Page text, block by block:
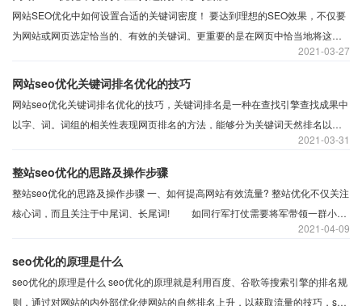
03-27
2021
网站SEO优化中如何设置合适的关键词密度！ 要达到理想的SEO效果，不仅要
为网站或网页选定恰当的、有效的关键词。更重要的是在网页中恰当地将这些
关键词嵌入到内容当中，对SEO来说，这主要包括以下两方面内容。 关键词的
位置 关键词出现在页面文件中的位置及先后顺序对网页出现在SERP。（搜索
03-31
2021
网站seo优化关键词排名优化的技巧
​网站seo优化关键词排名优化的技巧，关键词排名是一种在查找引擎查找成果中
以字、词。词组的相关性表现网页排名的方法，能够分为关键词天然排名以及
04-09
2021
整站seo优化的思路及操作步骤
整站seo优化的思路及操作步骤 一、如何提高网站有效流量? 整站优化不仅关注
核心词，而且关注于中尾词、长尾词! 如同行军打仗需要将军带领一群小
兵，如果空有骁勇善战的将军那也只能是纸上谈兵，话说你见过历史上哪个打
胜仗的是靠将军孤军奋战，那我们拉萨seo充当什么角色呢?——谋士! 整站优化
seo优化的原理是什么
​seo优化的原理是什么 seo优化的原理就是利用百度、谷歌等搜索引擎的排名规
则，通过对网站的内外部优化使网站的自然排名上升，以获取流量的技巧，seo